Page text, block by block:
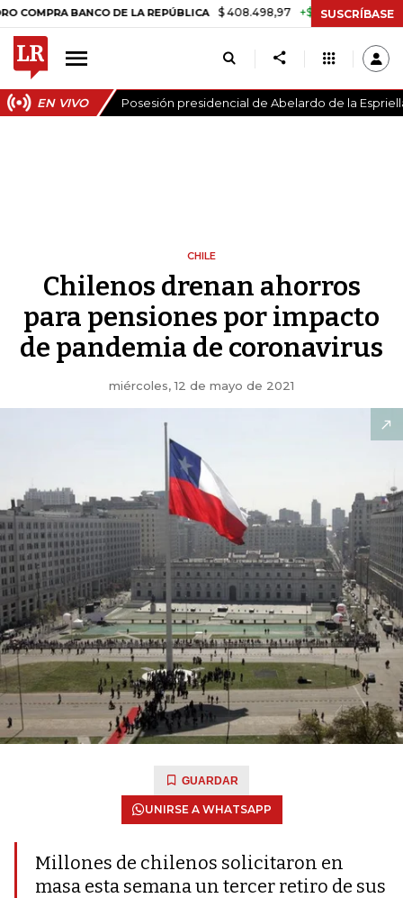
BANCO DE LA REPÚBLICA $ 408.498,97 +$ 8.753,81 +2,19%
SUSCRÍBASE
EN VIVO Posesión presidencial de Abelardo de la
CHILE
Chilenos drenan ahorros
para pensiones por impacto
de pandemia de coronavirus
miércoles, 12 de mayo de 2021
GUARDAR
UNIRSE A WHATSAPP
Millones de chilenos solicitaron en
masa esta semana un tercer retiro de sus